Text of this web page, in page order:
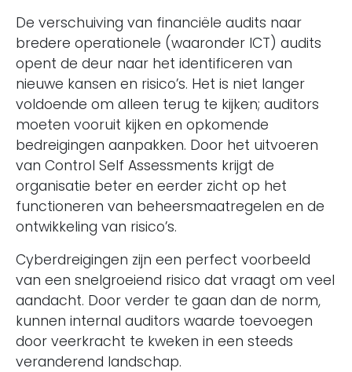
De verschuiving van financiële audits naar
bredere operationele (waaronder ICT) audits
opent de deur naar het identificeren van
nieuwe kansen en risico’s. Het is niet langer
voldoende om alleen terug te kijken; auditors
moeten vooruit kijken en opkomende
bedreigingen aanpakken. Door het uitvoeren
van Control Self Assessments krijgt de
organisatie beter en eerder zicht op het
functioneren van beheersmaatregelen en de
ontwikkeling van risico’s.
Cyberdreigingen zijn een perfect voorbeeld
van een snelgroeiend risico dat vraagt om veel
aandacht. Door verder te gaan dan de norm,
kunnen internal auditors waarde toevoegen
door veerkracht te kweken in een steeds
veranderend landschap.